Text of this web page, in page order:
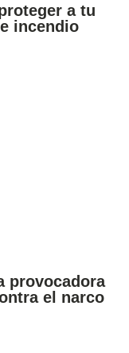
a tu
incendio
provocadora
el narco